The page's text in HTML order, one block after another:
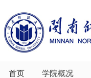
首页 学院概况